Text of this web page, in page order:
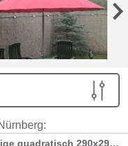
Sonnenschirm beige quadratisch 290x290cm - rund 300cm - rechteckig 300x400cm